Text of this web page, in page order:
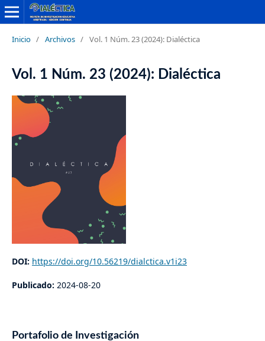
Inicio / Archivos / Vol. 1 Núm. 23 (2024): Dialéctica
Vol. 1 Núm. 23 (2024): Dialéctica
DOI: https://doi.org/10.56219/dialctica.v1i23
Publicado: 2024-08-20
Portafolio de Investigación